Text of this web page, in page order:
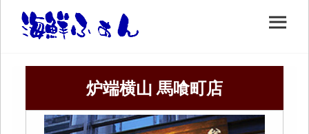
炉端横山 馬喰町店